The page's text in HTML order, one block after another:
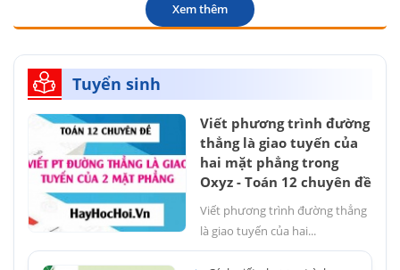
Xem thêm
Tuyển sinh
Viết phương trình đường
thẳng là giao tuyến của
hai mặt phẳng trong
Oxyz - Toán 12 chuyên đề
Viết phương trình đường thẳng
là giao tuyến của hai...